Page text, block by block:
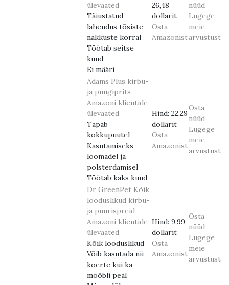
ülevaated
Täiustatud
lahendus tõsiste
nakkuste korral
Töötab seitse
kuud
Ei määri
26,48
dollarit
Osta
Amazonist
nüüd
Lugege
meie
arvustust
Adams Plus kirbu-
ja puugiprits
Amazoni klientide
ülevaated
Tapab
kokkupuutel
Kasutamiseks
loomadel ja
polsterdamisel
Töötab kaks kuud
Hind: 22,29
dollarit
Osta
Amazonist
Osta
nüüd
Lugege
meie
arvustust
Dr GreenPet Kõik
looduslikud kirbu-
ja puurispreid
Amazoni klientide
ülevaated
Kõik looduslikud
Võib kasutada nii
koerte kui ka
mööbli peal
Hind: 9,99
dollarit
Osta
Amazonist
Osta
nüüd
Lugege
meie
arvustust